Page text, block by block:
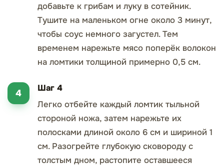
добавьте к грибам и луку в сотейник.
Тушите на маленьком огне около 3 минут,
чтобы соус немного загустел. Тем
временем нарежьте мясо поперёк волокон
на ломтики толщиной примерно 0,5 см.
Шаг 4
Легко отбейте каждый ломтик тыльной
стороной ножа, затем нарежьте их
полосками длиной около 6 см и шириной 1
см. Разогрейте глубокую сковороду с
толстым дном, растопите оставшееся